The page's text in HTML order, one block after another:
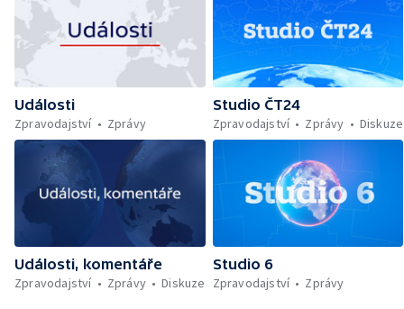
Události
Zpravodajství
Zprávy
Studio ČT24
Zpravodajství
Zprávy Diskuze
Události, komentáře
Zpravodajství
Zprávy Diskuze
Studio 6
Zpravodajství
Zprávy